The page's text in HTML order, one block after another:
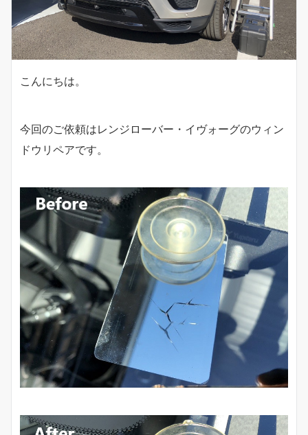
こんにちは。
今回のご依頼はレンジローバー・イヴォーグのウィン
ドウリペアです。